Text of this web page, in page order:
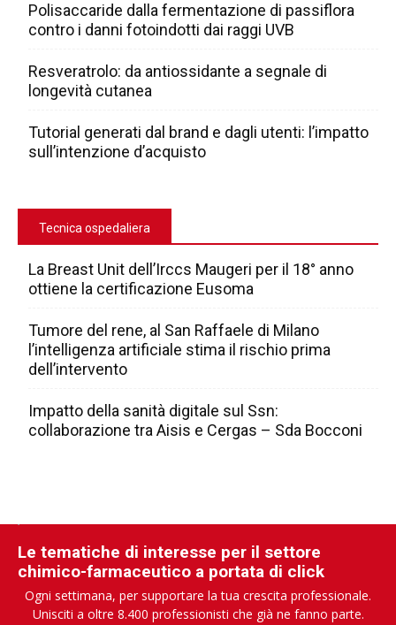
Polisaccaride dalla fermentazione di passiflora
contro i danni fotoindotti dai raggi UVB
Resveratrolo: da antiossidante a segnale di
longevità cutanea
Tutorial generati dal brand e dagli utenti: l’impatto
sull’intenzione d’acquisto
Tecnica ospedaliera
La Breast Unit dell’Irccs Maugeri per il 18° anno
ottiene la certificazione Eusoma
Tumore del rene, al San Raffaele di Milano
l’intelligenza artificiale stima il rischio prima
dell’intervento
Impatto della sanità digitale sul Ssn:
collaborazione tra Aisis e Cergas – Sda Bocconi
Le tematiche di interesse per il settore
chimico-farmaceutico a portata di click
Ogni settimana, per supportare la tua crescita professionale.
Unisciti a oltre 8.400 professionisti che già ne fanno parte.